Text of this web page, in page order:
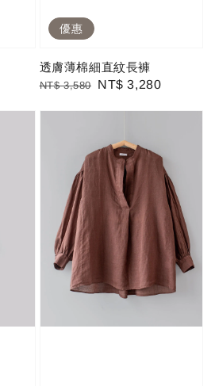
優惠
透膚薄棉細直紋長褲
Regular
NT$ 3,580
Sale
NT$ 3,280